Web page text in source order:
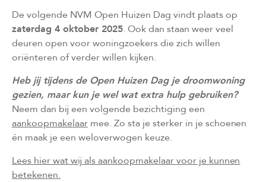
De volgende NVM Open Huizen Dag vindt plaats op
zaterdag 4 oktober 2025. Ook dan staan weer veel
deuren open voor woningzoekers die zich willen
oriënteren of verder willen kijken.
Heb jij tijdens de Open Huizen Dag je droomwoning
gezien, maar kun je wel wat extra hulp gebruiken?
Neem dan bij een volgende bezichtiging een
aankoopmakelaarmee. Zo sta je sterker in je schoenen
én maak je een weloverwogen keuze.
Lees hier wat wij als aankoopmakelaar voor je kunnen
betekenen.